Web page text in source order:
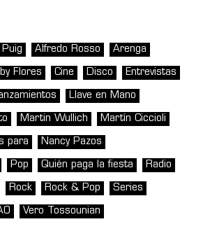
Alfredo Rosso Arenga
Flores Cine Disco Entrevistas
Llave en Mano
Martin Wullich Martín Ciccioli
para Nancy Pazos
Pop Quién paga la fiesta Radio
Rock Rock & Pop Series
Vero Tossounian